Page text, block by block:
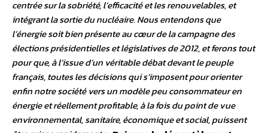
centrée sur la sobriété, l’efficacité et les renouvelables, et
intégrant la sortie du nucléaire. Nous entendons que
l’énergie soit bien présente au cœur de la campagne des
élections présidentielles et législatives de 2012, et ferons tout
pour que, à l’issue d’un véritable débat devant le peuple
français, toutes les décisions qui s’imposent pour orienter
enfin notre société vers un modèle peu consommateur en
énergie et réellement profitable, à la fois du point de vue
environnemental, sanitaire, économique et social, puissent